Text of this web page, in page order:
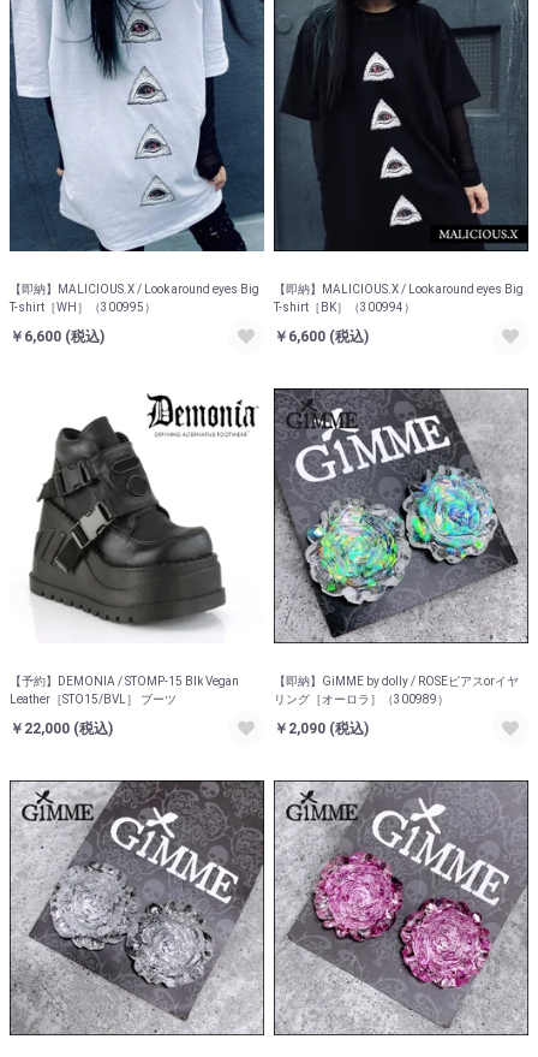
【即納】MALICIOUS.X / Look around eyes Big
T-shirt［WH］（300995）
￥6,600 (税込)
【即納】MALICIOUS.X / Look around eyes Big
T-shirt［BK］（300994）
￥6,600 (税込)
【予約】DEMONIA / STOMP-15 Blk Vegan
Leather［STO15/BVL］ ブーツ
￥22,000 (税込)
【即納】GiMME by dolly / ROSEピアスorイヤ
リング［オーロラ］（300989）
￥2,090 (税込)